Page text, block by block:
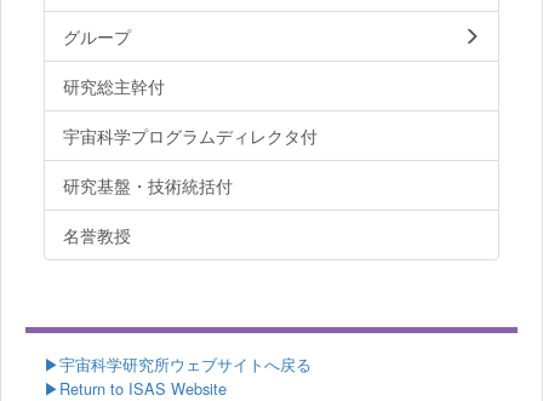
グループ
研究総主幹付
宇宙科学プログラムディレクタ付
研究基盤・技術統括付
名誉教授
▶宇宙科学研究所ウェブサイトへ戻る
▶Return to ISAS Website